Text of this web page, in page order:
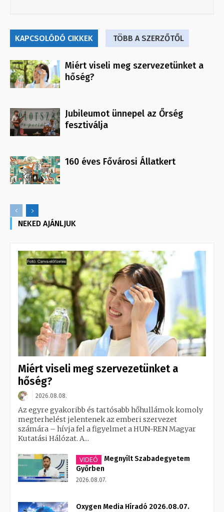
KAPCSOLÓDÓ CIKKEK TÖBB A SZERZŐTŐL
Miért viseli meg szervezetünket a
hőség?
Jubileumot ünnepel az Őrség
fesztiválja
160 éves Fővárosi Állatkert
NEKED AJÁNLJUK
Miért viseli meg szervezetünket a
hőség?
2026.08.08.
Az egyre gyakoribb és tartósabb hőhullámok komoly
megterhelést jelentenek az emberi szervezet
számára – hívja fel a figyelmet a HUN-REN Magyar
Kutatási Hálózat. A...
VIDEÓ
Megnyílt Szabadegyetem
Győrben
2026.08.07.
Oxygen Media Híradó 2026.08.07.